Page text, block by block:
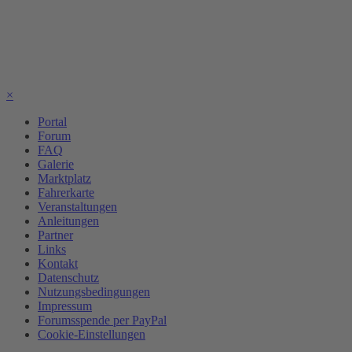
×
Portal
Forum
FAQ
Galerie
Marktplatz
Fahrerkarte
Veranstaltungen
Anleitungen
Partner
Links
Kontakt
Datenschutz
Nutzungsbedingungen
Impressum
Forumsspende per PayPal
Cookie-Einstellungen